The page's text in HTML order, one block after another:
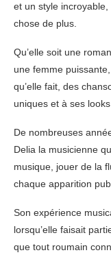
et un style
chose de plus.
Qu’elle soit une
une femme
qu’elle fait, des
uniques et à ses
De nombreuses
Delia la musicienne
musique, jouer de la
chaque apparition
Son expérience
lorsqu’elle faisait
que tout roumain